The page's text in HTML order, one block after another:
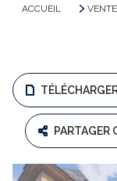
ACCUEIL VENTE
PARTAGER